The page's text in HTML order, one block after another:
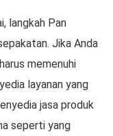
langkah Pan
Jika Anda
memenuhi
layanan yang
jasa produk
seperti yang